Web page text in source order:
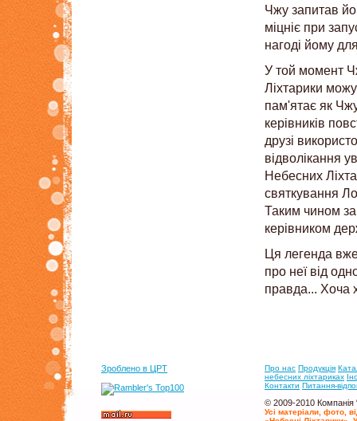
Чжу запитав
міцніє при
нагоді йому
У той момент
Ліхтарики
пам'ятає як
керівників
друзі
відволікання
Небесних
святкування
Таким чином
керівником
Ця легенда
про неї від
правда... Хоча
Зроблено в ЦРТ Про нас Продукцiя
небесних лiхтариках
Контакти Питання-
© 2009-2010 Компанія
Усі матеріали, фото,